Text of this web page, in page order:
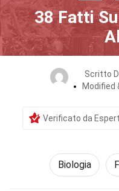
38 Fatti
Scritto
Modified
Verificato da
Biologia